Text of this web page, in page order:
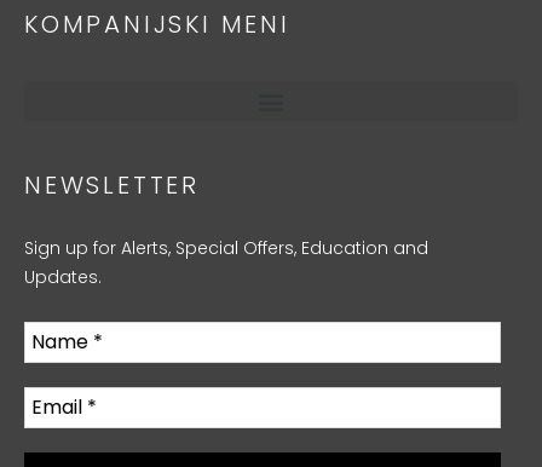
KOMPANIJSKI MENI
NEWSLETTER
Sign up for Alerts, Special Offers, Education and
Updates.